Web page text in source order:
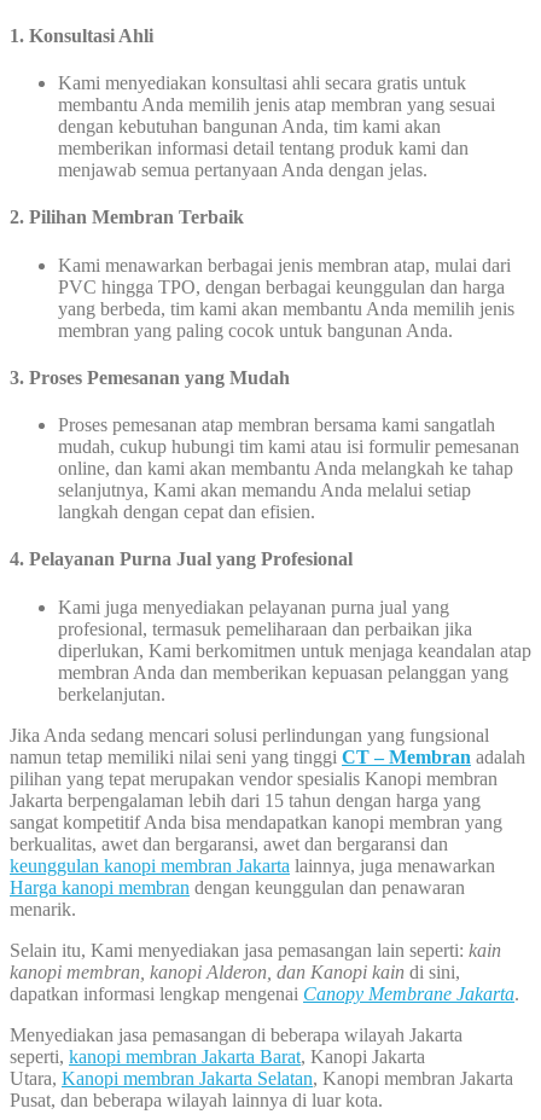
1. Konsultasi Ahli
Kami menyediakan konsultasi ahli secara gratis untuk
membantu Anda memilih jenis atap membran yang sesuai
dengan kebutuhan bangunan Anda, tim kami akan
memberikan informasi detail tentang produk kami dan
menjawab semua pertanyaan Anda dengan jelas.
2. Pilihan Membran Terbaik
Kami menawarkan berbagai jenis membran atap, mulai dari
PVC hingga TPO, dengan berbagai keunggulan dan harga
yang berbeda, tim kami akan membantu Anda memilih jenis
membran yang paling cocok untuk bangunan Anda.
3. Proses Pemesanan yang Mudah
Proses pemesanan atap membran bersama kami sangatlah
mudah, cukup hubungi tim kami atau isi formulir pemesanan
online, dan kami akan membantu Anda melangkah ke tahap
selanjutnya, Kami akan memandu Anda melalui setiap
langkah dengan cepat dan efisien.
4. Pelayanan Purna Jual yang Profesional
Kami juga menyediakan pelayanan purna jual yang
profesional, termasuk pemeliharaan dan perbaikan jika
diperlukan, Kami berkomitmen untuk menjaga keandalan atap
membran Anda dan memberikan kepuasan pelanggan yang
berkelanjutan.
Jika Anda sedang mencari solusi perlindungan yang fungsional
namun tetap memiliki nilai seni yang tinggi CT – Membran adalah
pilihan yang tepat merupakan vendor spesialis Kanopi membran
Jakarta berpengalaman lebih dari 15 tahun dengan harga yang
sangat kompetitif Anda bisa mendapatkan kanopi membran yang
berkualitas, awet dan bergaransi, awet dan bergaransi dan
keunggulan kanopi membran Jakarta lainnya, juga menawarkan
Harga kanopi membran dengan keunggulan dan penawaran
menarik.
Selain itu, Kami menyediakan jasa pemasangan lain seperti: kain
kanopi membran, kanopi Alderon, dan Kanopi kain di sini,
dapatkan informasi lengkap mengenai Canopy Membrane Jakarta.
Menyediakan jasa pemasangan di beberapa wilayah Jakarta
seperti, kanopi membran Jakarta Barat, Kanopi Jakarta
Utara, Kanopi membran Jakarta Selatan, Kanopi membran Jakarta
Pusat, dan beberapa wilayah lainnya di luar kota.